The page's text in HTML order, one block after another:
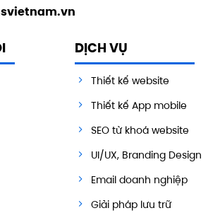
DỊCH VỤ
Thiết kế website
Thiết kế App mobile
SEO từ khoá website
UI/UX, Branding Design
Email doanh nghiệp
Giải pháp lưu trữ